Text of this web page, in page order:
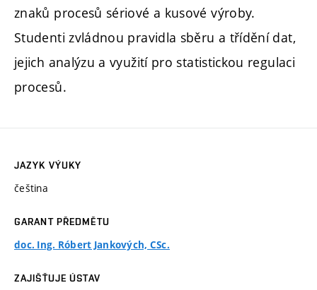
znaků procesů sériové a kusové výroby.
Studenti zvládnou pravidla sběru a třídění dat,
jejich analýzu a využití pro statistickou regulaci
procesů.
JAZYK VÝUKY
čeština
GARANT PŘEDMĚTU
doc. Ing. Róbert Jankových, CSc.
ZAJIŠŤUJE ÚSTAV